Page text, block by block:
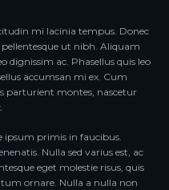
mi lacinia tempus. Donec
ut nibh. Aliquam
dignissim ac. Phasellus quis leo
accumsan mi ex. Cum
parturient montes, nascetur
ipsum primis in faucibus.
Nulla sed varius est, ac
eget molestie risus, quis
ornare. Nulla a nulla non